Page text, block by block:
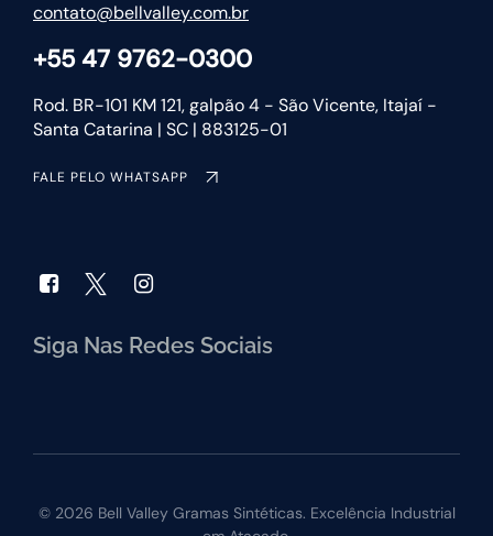
Rod. BR-101 KM 121, galpão 4 - São Vicente, Itajaí -
Santa Catarina | SC | 883125-01
+55 47 9762-0300
contato@bellvalley.com.br
FALE PELO WHATSAPP
Siga Nas Redes Sociais
© 2026 Bell Valley Gramas Sintéticas. Excelência Industrial